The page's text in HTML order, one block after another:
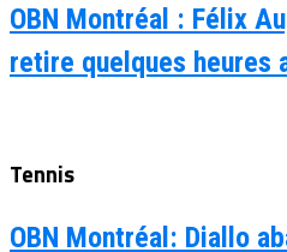
OBN Montréal : Félix
retire quelques heures
Tennis
OBN Montréal: Diallo